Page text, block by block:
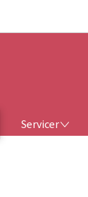
Servicer